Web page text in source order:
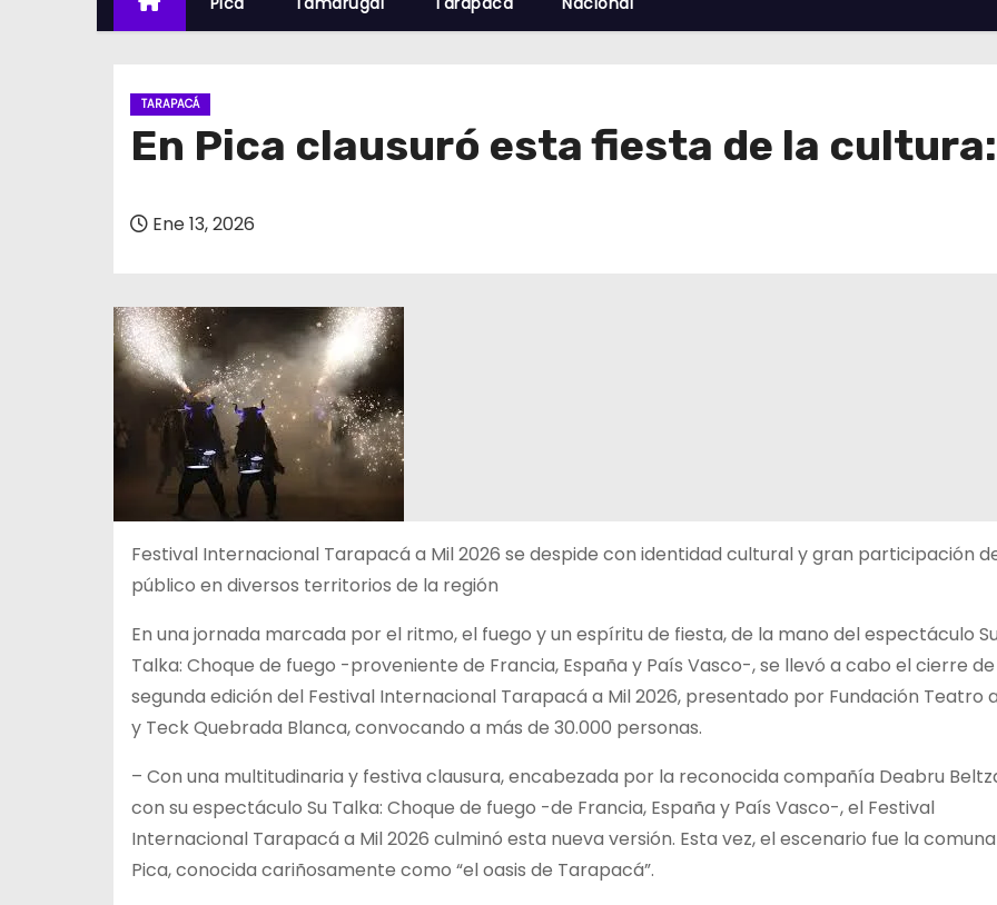
TARAPACÁ
En Pica clausuró esta fiesta de la cultura:
Ene 13, 2026
Festival Internacional Tarapacá a Mil 2026 se despide con identidad cultural y gran participación
público en diversos territorios de la región
En una jornada marcada por el ritmo, el fuego y un espíritu de fiesta, de la mano del espectáculo Su
Talka: Choque de fuego -proveniente de Francia, España y País Vasco-, se llevó a cabo el cierre
segunda edición del Festival Internacional Tarapacá a Mil 2026, presentado por Fundación Teatro
y Teck Quebrada Blanca, convocando a más de 30.000 personas.
– Con una multitudinaria y festiva clausura, encabezada por la reconocida compañía Deabru
con su espectáculo Su Talka: Choque de fuego -de Francia, España y País Vasco-, el Festival
Internacional Tarapacá a Mil 2026 culminó esta nueva versión. Esta vez, el escenario fue la
Pica, conocida cariñosamente como “el oasis de Tarapacá”.